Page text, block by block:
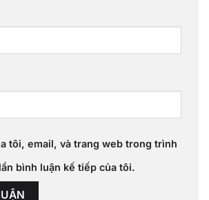
tôi, email, và trang web trong trình
bình luận kế tiếp của tôi.